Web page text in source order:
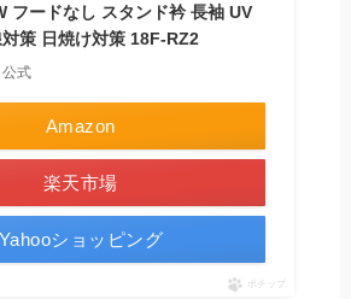
フードなし スタンド衿 長袖 UV
策 日焼け対策 18F-RZ2
式
Amazon
楽天市場
Yahooショッピング
ポチップ